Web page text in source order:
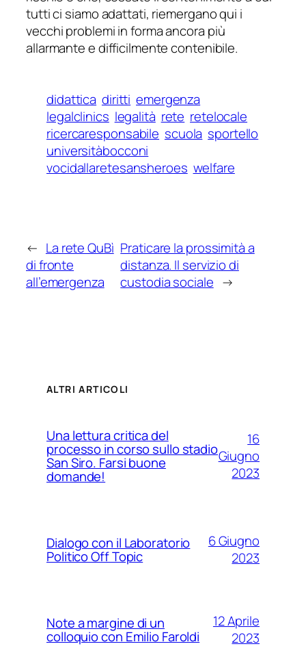
tutti ci siamo adattati, riemergano qui i
vecchi problemi in forma ancora più
allarmante e difficilmente contenibile.
didattica diritti emergenza
legalclinics legalità rete retelocale
ricercaresponsabile scuola sportello
universitàbocconi
vocidallaretesansheroes welfare
← La rete QuBì
di fronte
all’emergenza
Praticare la prossimità a
distanza. Il servizio di
custodia sociale →
ALTRI ARTICOLI
Una lettura critica del
processo in corso sullo stadio
San Siro. Farsi buone
domande!
16
Giugno
2023
Dialogo con il Laboratorio
Politico Off Topic
6 Giugno
2023
Note a margine di un
colloquio con Emilio Faroldi
12 Aprile
2023